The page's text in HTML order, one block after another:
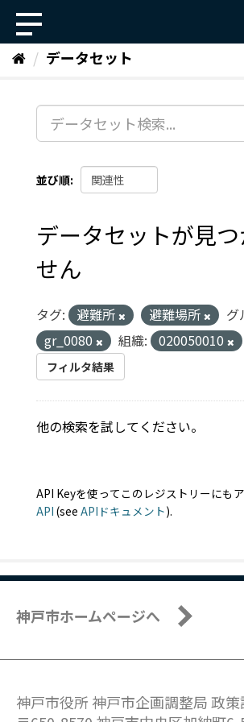
ッ
データセット
並び順
データセットが見
せん
タグ: 避難所 避難場所
グ
gr_0080
組織: 020050010
フィルタ結果
他の検索を試してください。
API Keyを使ってこのレジストリーにも
API (see APIドキュメント).
神戸市ホームページへ
神戸市役所 神戸市企画調整局 政策